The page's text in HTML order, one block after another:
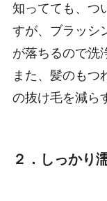
知ってても、つ
すが、ブラッシ
が落ちるので洗
また、髪のもつ
の抜け毛を減ら
２．しっかり